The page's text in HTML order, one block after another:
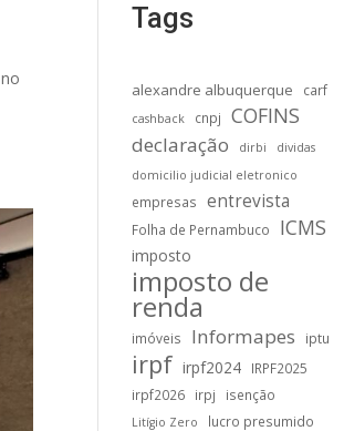
Tags
alexandre albuquerque carf
cashback cnpj COFINS
declaração dirbi
dividas
domicilio judicial eletronico
empresas entrevista
Folha de Pernambuco ICMS
imposto
imposto de
renda
imóveis Informapes iptu
irpf irpf2024
IRPF2025
irpf2026
irpj isenção
Litígio Zero lucro presumido